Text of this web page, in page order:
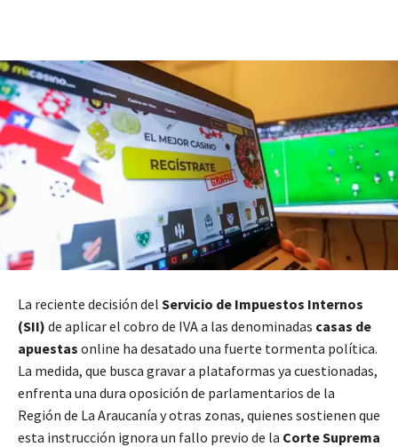
La reciente decisión del Servicio de Impuestos Internos
(SII) de aplicar el cobro de IVA a las denominadas casas de
apuestas online ha desatado una fuerte tormenta política.
La medida, que busca gravar a plataformas ya cuestionadas,
enfrenta una dura oposición de parlamentarios de la
Región de La Araucanía y otras zonas, quienes sostienen que
esta instrucción ignora un fallo previo de la Corte Suprema